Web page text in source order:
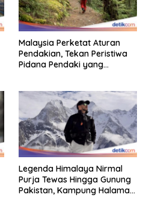
Malaysia Perketat Aturan
Pendakian, Tekan Peristiwa
Pidana Pendaki yang
Legenda Himalaya Nirmal
Purja Tewas Hingga Gunung
Pakistan, Kampung Halaman